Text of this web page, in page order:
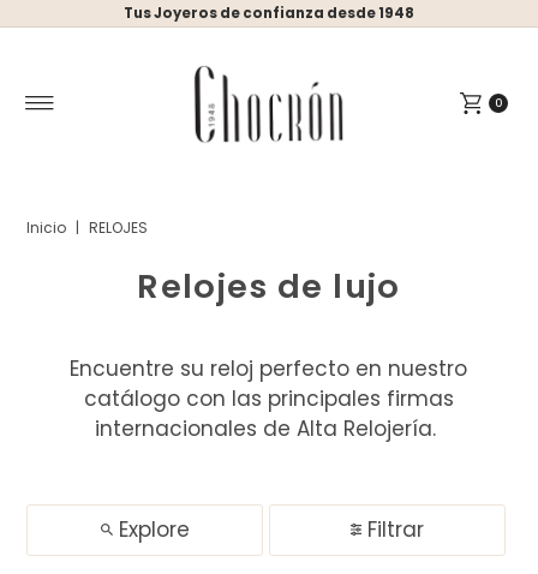
Ir directamente al contenido
Tus Joyeros de confianza desde 1948
0
Inicio | RELOJES
Relojes de lujo
Encuentre su reloj perfecto en nuestro
catálogo con las principales firmas
internacionales de Alta Relojería.
Explore Filtrar